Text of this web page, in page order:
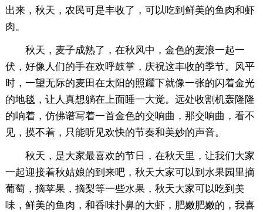
出来，秋天，农民可是丰收了，可以吃到鲜美的鱼肉和虾
肉。
秋天，麦子成熟了，在秋风中，金色的麦浪一起一
伏，好像人们的手在欢呼鼓掌，庆祝这丰收的季节。风平
时，一望无际的麦田在太阳的照耀下就像一张的闪着金光
的地毯，让人真想躺在上面睡一大觉。远处收割机轰隆隆
的响着，仿佛谱写着一首金色的交响曲，那交响曲，看不
见，摸不着，只能听见欢快的节奏和美妙的声音。
秋天，是大家最喜欢的节日，在秋天里，让我们大家
一起迎接着秋姑娘的到来吧，秋天大家可以到水果园里摘
葡萄，摘苹果，摘梨等一些水果，秋天大家可以吃到美
味，鲜美的鱼肉，和香味扑鼻的大虾，肥嫩肥嫩的，我喜